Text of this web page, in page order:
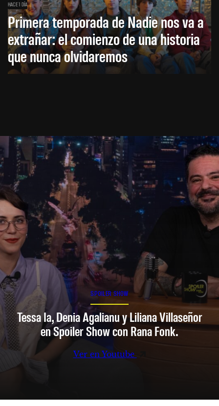
HACE 1 DÍA
Primera temporada de Nadie nos va a
extrañar: el comienzo de una historia
que nunca olvidaremos
SPOILER SHOW
Tessa Ia, Denia Agalianu y Liliana Villaseñor
en Spoiler Show con Rana Fonk.
Ver en Youtube